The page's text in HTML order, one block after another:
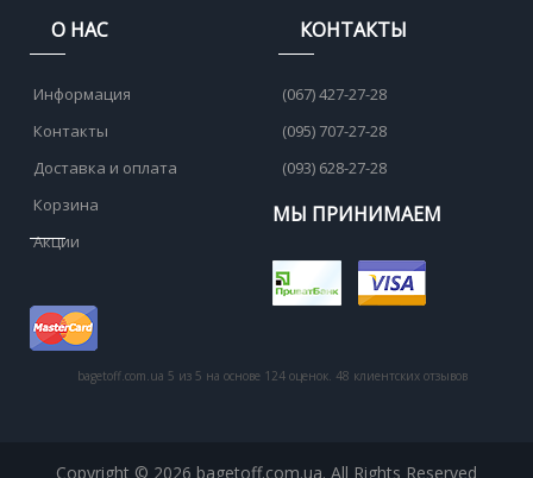
О НАС
Информация
Контакты
Доставка и оплата
Корзина
Акции
КОНТАКТЫ
(067) 427-27-28
(095) 707-27-28
(093) 628-27-28
МЫ ПРИНИМАЕМ
bagetoff.com.ua 5 из 5 на основе 124 оценок. 48 клиентских отзывов
Copyright © 2026 bagetoff.com.ua. All Rights Reserved